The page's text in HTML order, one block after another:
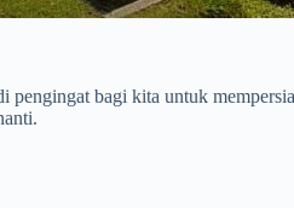
bagi kita untuk